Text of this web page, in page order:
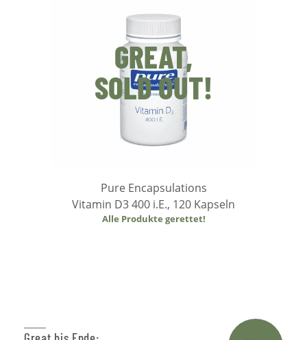
GREAT,
SOLD OUT!
Pure Encapsulations
Vitamin D3 400 i.E., 120 Kapseln
Alle Produkte gerettet!